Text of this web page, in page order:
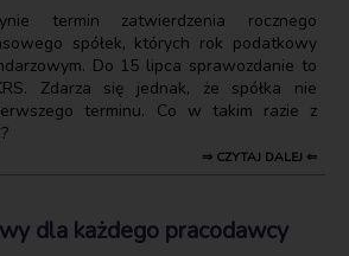
termin zatwierdzenia rocznego
spółek, których rok podatkowy
Do 15 lipca sprawozdanie to
Zdarza się jednak, że spółka nie
terminu. Co w takim razie z
⇒ CZYTAJ DALEJ ⇐
dla każdego pracodawcy